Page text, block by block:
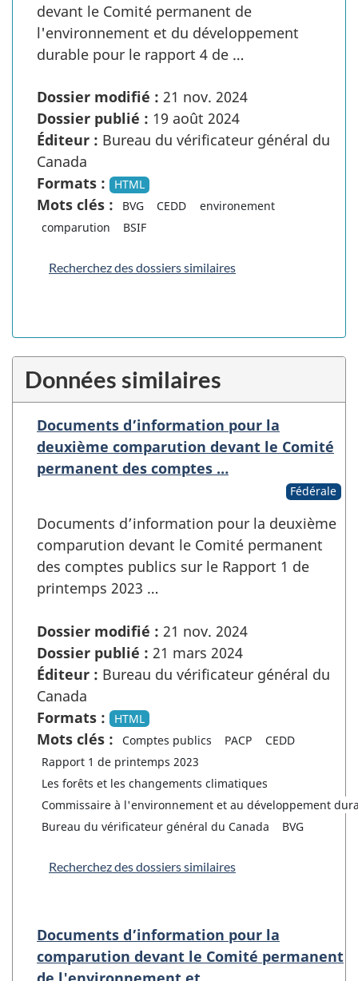
devant le Comité permanent de
l'environnement et du développement
durable pour le rapport 4 de …
Dossier modifié : 21 nov. 2024
Dossier publié : 19 août 2024
Éditeur : Bureau du vérificateur général du
Canada
Formats :
HTML
Mots clés : BVG CEDD
environement
comparution
BSIF
Recherchez des dossiers similaires
Données similaires
Documents d’information pour la
deuxième comparution devant le Comité
permanent des comptes …
Fédérale
Documents d’information pour la deuxième
comparution devant le Comité permanent
des comptes publics sur le Rapport 1 de
printemps 2023 …
Dossier modifié : 21 nov. 2024
Dossier publié : 21 mars 2024
Éditeur : Bureau du vérificateur général du
Canada
Formats :
HTML
Mots clés : Comptes publics PACP
CEDD
Rapport 1 de printemps 2023
Les forêts et les changements climatiques
Commissaire à l'environnement et au développement
Bureau du vérificateur général du Canada
BVG
Recherchez des dossiers similaires
Documents d’information pour la
comparution devant le Comité permanent